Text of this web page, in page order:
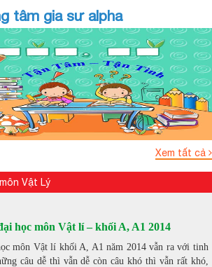
tâm gia sư alpha
Xem tất cả
Vật Lý
học môn Vật lí – khối A, A1 2014
môn Vật lí khối A, A1 năm 2014 vẫn ra với tinh
câu dễ thì vẫn dễ còn câu khó thì vẫn rất khó,